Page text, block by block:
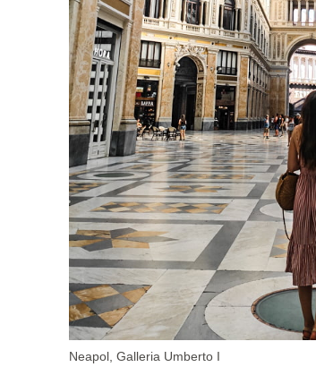
Neapol, Galleria Umberto I